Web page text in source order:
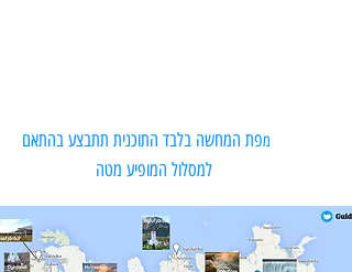
מפת המחשה בלבד התוכנית תתבצע בהתאם
למסלול המופיע מטה